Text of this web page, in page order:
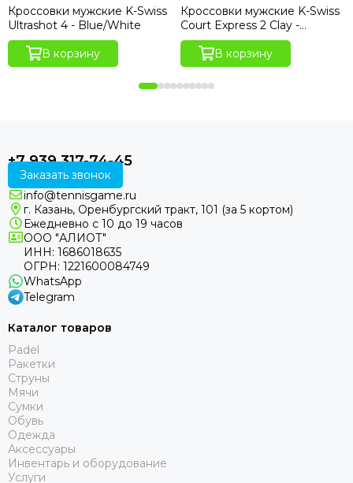
Кроссовки мужские K-Swiss
Ultrashot 4 - Blue/White
В корзину
Кроссовки мужские K-Swiss
Court Express 2 Clay -
Black/White
В корзину
+7 939 317-74-45
Заказать звонок
info@tennisgame.ru
г. Казань, Оренбургский тракт, 101 (за 5 кортом)
Ежедневно с 10 до 19 часов
ООО "АЛИОТ"
ИНН: 1686018635
ОГРН: 1221600084749
WhatsApp
Telegram
Каталог товаров
Padel
Ракетки
Струны
Мячи
Сумки
Обувь
Одежда
Аксессуары
Инвентарь и оборудование
Услуги